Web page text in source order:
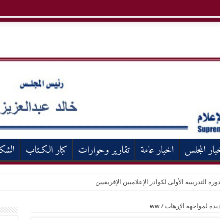
المجلس اخبار عامة تقارير وحوارات كبار الكـتاب
التدريبية الأولى لكوادر الإعلاميين الإفريقيين
لمواجهة الإرهاب /
ww